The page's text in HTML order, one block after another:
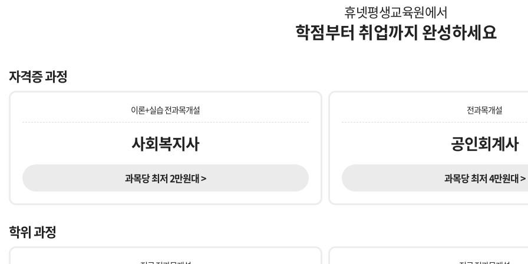
휴넷평생교육원에서
학점부터 취업까지 완성하세요
자격증 과정
이론+실습 전과목개설
사회복지사
과목당 최저 2만원대 >
전과목개설
공인회계사
과목당 최저 4만원대 >
학위 과정